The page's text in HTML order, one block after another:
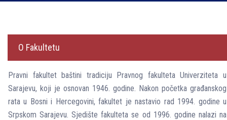
O Fakultetu
Pravni fakultet baštini tradiciju Pravnog fakulteta Univerziteta u
Sarajevu, koji je osnovan 1946. godine. Nakon početka građanskog
rata u Bosni i Hercegovini, fakultet je nastavio rad 1994. godine u
Srpskom Sarajevu. Sjedište fakulteta se od 1996. godine nalazi na